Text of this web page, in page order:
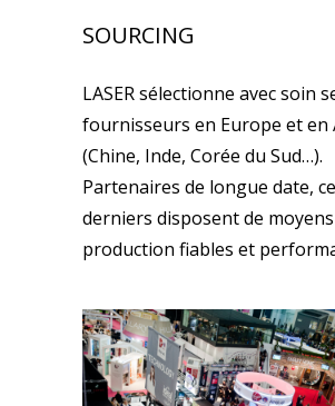
SOURCING
LASER sélectionne avec soin
fournisseurs en Europe et en
(Chine, Inde, Corée du Sud…).
Partenaires de longue date,
derniers disposent de
production fiables et